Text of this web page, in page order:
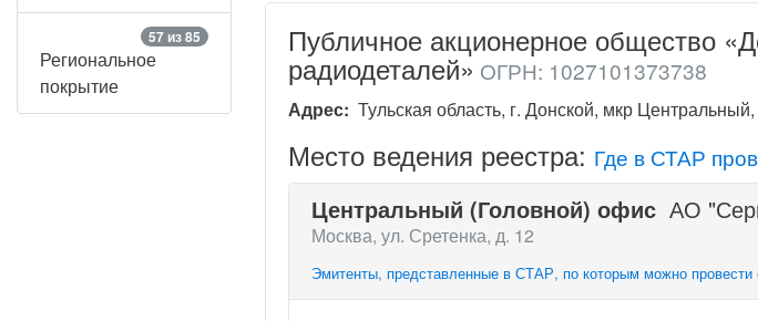
57 из 85
Региональное
покрытие
Публичное акционерное общество
радиодеталей» ОГРН: 1027101373738
Адрес: Тульская область, г. Донской, мкр
Место ведения реестра: Где в СТАР
Центральный (Головной) офис АО
Москва, ул. Сретенка, д. 12
Эмитенты, представленные в СТАР, по которым можно